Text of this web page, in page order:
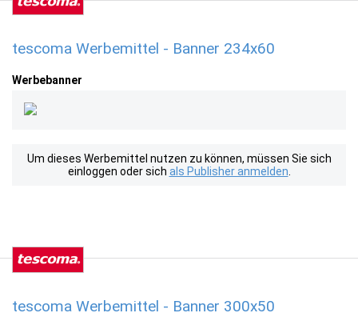
tescoma Werbemittel - Banner 234x60
Werbebanner
Um dieses Werbemittel nutzen zu können, müssen Sie sich
einloggen oder sich als Publisher anmelden
tescoma Werbemittel - Banner 300x50